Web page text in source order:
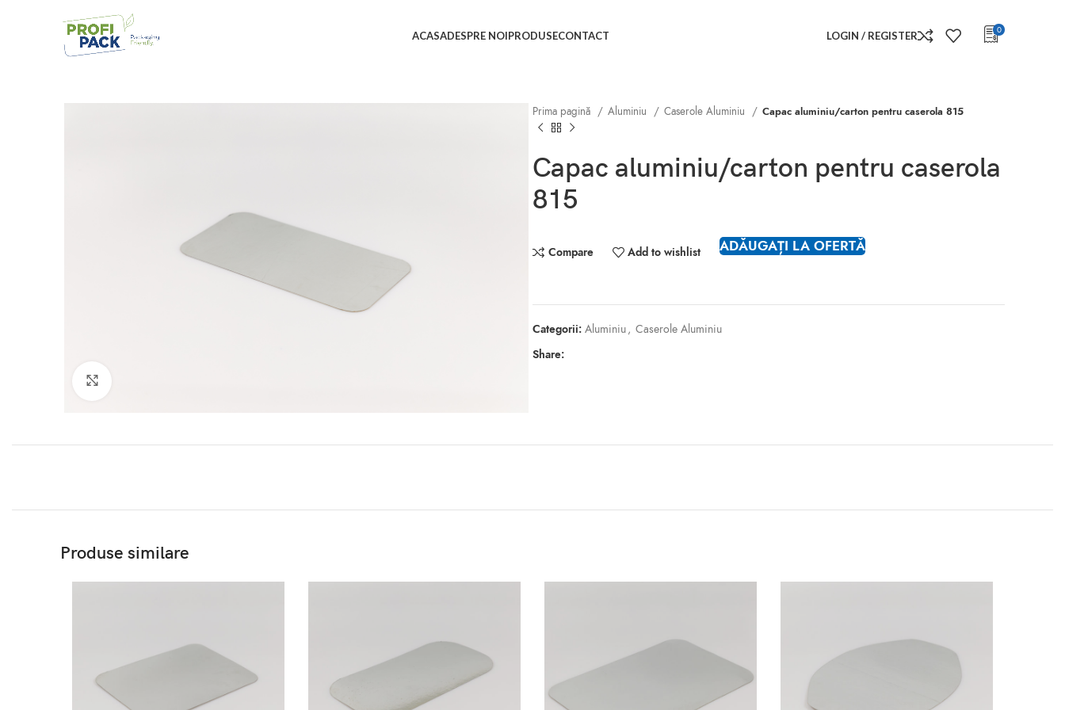
ACASADESPRE NOIPRODUSECONTACT LOGIN / REGISTER 0
Prima pagină Aluminiu Caserole Aluminiu Capac aluminiu/carton pentru caserola 815
Capac aluminiu/carton pentru caserola
815
Compare Add to wishlist ADĂUGAȚI LA OFERTĂ
Categorii: Aluminiu, Caserole Aluminiu
Share:
Produse similare